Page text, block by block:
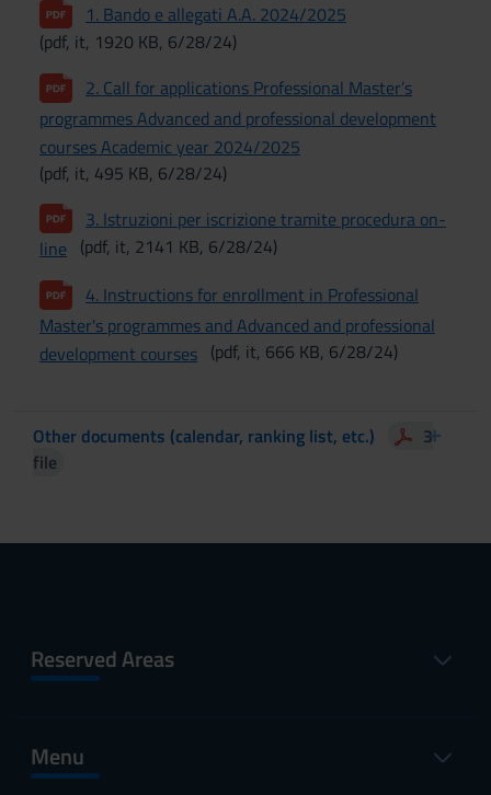
1. Bando e allegati A.A. 2024/2025
(pdf, it, 1920 KB, 6/28/24)
2. Call for applications Professional Master’s
programmes Advanced and professional development
courses Academic year 2024/2025
(pdf, it, 495 KB, 6/28/24)
3. Istruzioni per iscrizione tramite procedura on-
line (pdf, it, 2141 KB, 6/28/24)
4. Instructions for enrollment in Professional
Master's programmes and Advanced and professional
development courses (pdf, it, 666 KB, 6/28/24)
Other documents (calendar, ranking list, etc.)
file
Reserved Areas
Menu